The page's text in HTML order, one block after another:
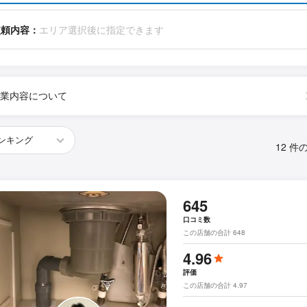
内容： エリア選択後に指定できます
内容について
12 件
645
口コミ数
この店舗の合計 648
4.96
評価
この店舗の合計 4.97